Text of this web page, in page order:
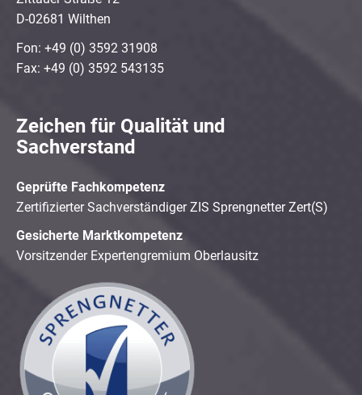
D-02681 Wilthen
Fon: +49 (0) 3592 31908
Fax: +49 (0) 3592 543135
Zeichen für Qualität und
Sachverstand
Geprüfte Fachkompetenz
Zertifizierter Sachverständiger ZIS Sprengnetter Zert(S)
Gesicherte Marktkompetenz
Vorsitzender Expertengremium Oberlausitz